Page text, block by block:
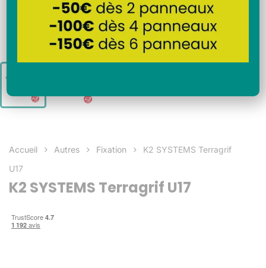
Accueil Autres Fixation
K2 SYSTEMS Terragrif
U17
K2 SYSTEMS Terragrif U17